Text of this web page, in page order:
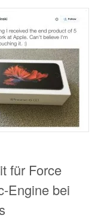
für Force
Engine bei